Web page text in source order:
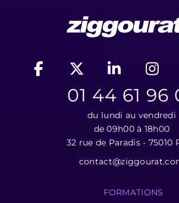
01 44 61 96
du lundi au vendredi
de 09h00 à 18h00
32 rue de Paradis - 75010
FORMATIONS